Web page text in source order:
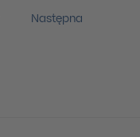
Następna